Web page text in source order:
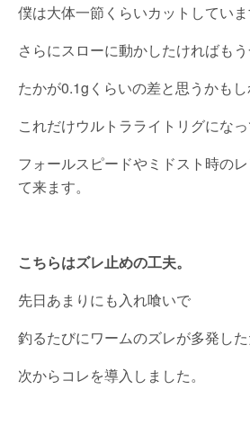
僕は大体一節くらいカットしていま
さらにスローに動かしたければもう
たかが0.1gくらいの差と思うかも
これだけウルトラライトリグにな
フォールスピードやミドスト時の
て来ます。
こちらはズレ止めの工夫。
先日あまりにも入れ喰いで
釣るたびにワームのズレが多発した
次からコレを導入しました。